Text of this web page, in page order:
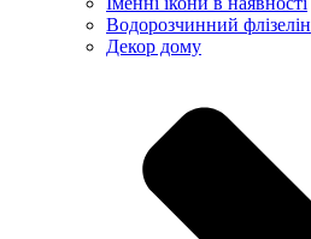
Водорозчинний флізелін
Декор дому